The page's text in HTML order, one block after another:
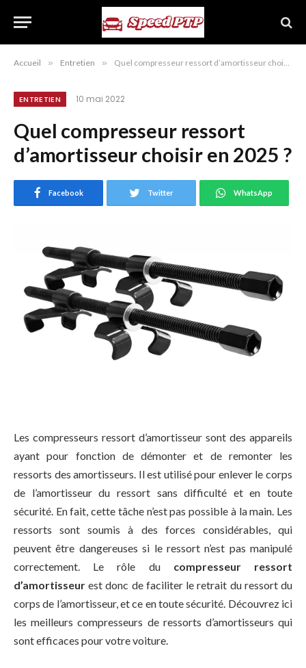
Accueil » Entretien » Quel compresseur ressort d’amortisseur choisir en 2025 ?
ENTRETIEN 10 mai 2022
Quel compresseur ressort
d’amortisseur choisir en 2025 ?
Facebook Twitter WhatsApp
Les compresseurs ressort d’amortisseur sont des appareils
ayant pour fonction de démonter et de remonter les
ressorts des amortisseurs. Il est utilisé pour enlever le corps
de l’amortisseur du ressort sans difficulté et en toute
sécurité. En fait, cette tâche n’est pas possible à la main. Les
ressorts sont soumis à des forces considérables, qui
peuvent être dangereuses si le ressort n’est pas manipulé
correctement. Le rôle du compresseur ressort
d’amortisseur est donc de faciliter le retrait du ressort du
corps de l’amortisseur, et ce en toute sécurité. Découvrez ici
les meilleurs compresseurs de ressorts d’amortisseurs qui
sont efficaces pour votre voiture.